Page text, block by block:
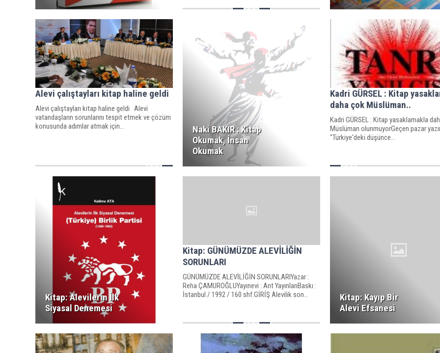
Alevi çalıştayları kitap haline geldi
Alevi çalıştayları kitap haline geldi Alevi
vatandaşların sorunlarını tespit etmek ve çözüm
konusunda adımlar atmak için...
Naki BAKIR : Kitap
Okumak, İnsan
Okumak
Kadri GÜRSEL : Kitap
daha çok Müslüman..
Kadri GÜRSEL : Kitap yasaklamakla
Müslüman olunmuyorGeçen pazar
"Türkiye'deki düşünce...
Kitap: Alevilerin İlk
Siyasal Denemesi
Kitap: GÜNÜMÜZDE ALEVİLİĞİN
SORUNLARI
GÜNÜMÜZDE ALEVİLİĞİN SORUNLARIYazar :
Reha ÇAMUROĞLUYayınevi : Ant YayınlarıBaskı :
İstanbul / 1992 / 160 shf.GİRİŞ Alevilik son...
Kitap: Kayıp Bir
Alevi Efsanesi